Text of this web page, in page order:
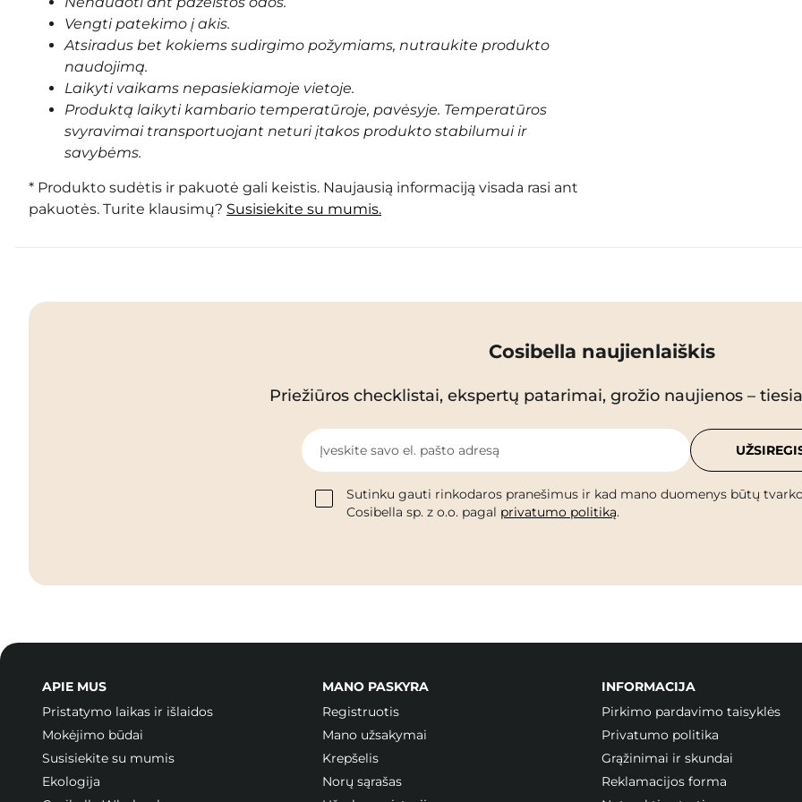
Vengti patekimo į akis.
Atsiradus bet kokiems sudirgimo požymiams, nutraukite produkto
naudojimą.
Laikyti vaikams nepasiekiamoje vietoje.
Produktą laikyti kambario temperatūroje, pavėsyje. Temperatūros
svyravimai transportuojant neturi įtakos produkto stabilumui ir
savybėms.
* Produkto sudėtis ir pakuotė gali keistis. Naujausią informaciją visada rasi ant
pakuotės. Turite klausimų? Susisiekite su mumis.
Cosibella naujienlaiškis
Priežiūros checklistai, ekspertų patarimai, grožio naujienos –
Įveskite savo el. pašto adresą
Sutinku gauti rinkodaros pranešimus ir kad mano duomenys būtų
Cosibella sp. z o.o. pagal privatumo politiką.
APIE MUS
Pristatymo laikas ir išlaidos
Mokėjimo būdai
Susisiekite su mumis
Ekologija
MANO PASKYRA
Registruotis
Mano užsakymai
Krepšelis
Norų sąrašas
INFORMACIJA
Pirkimo pardavimo taisyklės
Privatumo politika
Grąžinimai ir skundai
Reklamacijos forma